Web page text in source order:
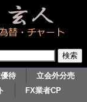
待
立会外分売
FX業者CP